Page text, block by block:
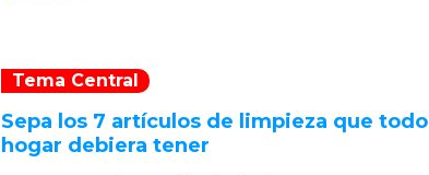
Tema Central
Sepa los 7 artículos de limpieza que todo
hogar debiera tener